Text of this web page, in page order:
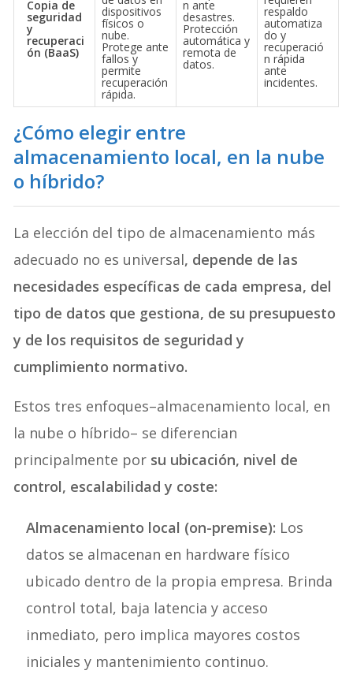
Copia de
seguridad
y
recuperaci
ón (BaaS)
dispositivos
físicos o
nube.
Protege ante
fallos y
permite
recuperación
rápida.
n ante
desastres.
Protección
automática y
remota de
datos.
respaldo
automatiza
do y
recuperació
n rápida
ante
incidentes.
¿Cómo elegir entre
almacenamiento local, en la nube
o híbrido?
La elección del tipo de almacenamiento más
adecuado no es universal, depende de las
necesidades específicas de cada empresa, del
tipo de datos que gestiona, de su presupuesto
y de los requisitos de seguridad y
cumplimiento normativo.
Estos tres enfoques–almacenamiento local, en
la nube o híbrido– se diferencian
principalmente por su ubicación, nivel de
control, escalabilidad y coste:
Almacenamiento local (on-premise): Los
datos se almacenan en hardware físico
ubicado dentro de la propia empresa. Brinda
control total, baja latencia y acceso
inmediato, pero implica mayores costos
iniciales y mantenimiento continuo.